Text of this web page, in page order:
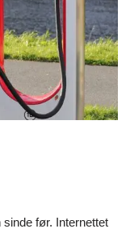
før. Internettet